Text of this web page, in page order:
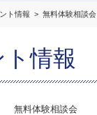
ト情報 無料体験相談会
情報
無料体験相談会